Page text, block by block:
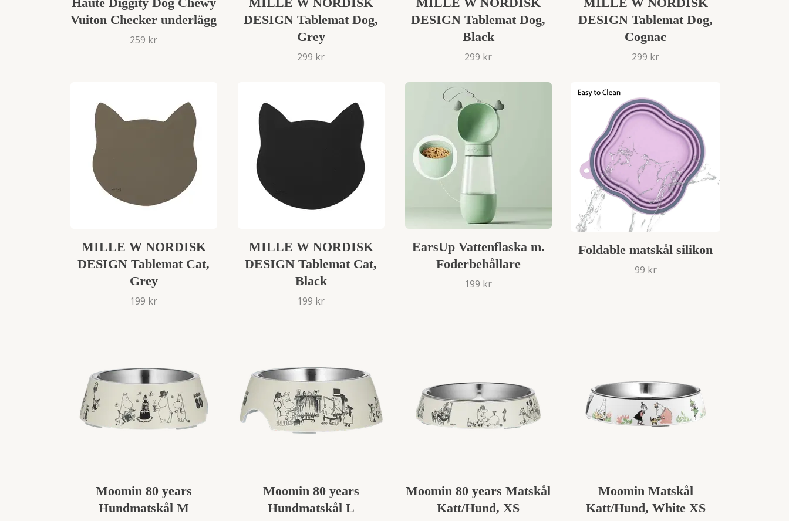
Vuiton Checker underlägg
259 kr
DESIGN Tablemat Dog,
Grey
299 kr
DESIGN Tablemat Dog,
Black
299 kr
DESIGN Tablemat Dog,
Cognac
299 kr
MILLE W NORDISK
DESIGN Tablemat Cat,
Grey
199 kr
MILLE W NORDISK
DESIGN Tablemat Cat,
Black
199 kr
EarsUp Vattenflaska m.
Foderbehållare
199 kr
Foldable matskål silikon
99 kr
Moomin 80 years
Hundmatskål M
Moomin 80 years
Hundmatskål L
Moomin 80 years Matskål
Katt/Hund, XS
Moomin Matskål
Katt/Hund, White XS